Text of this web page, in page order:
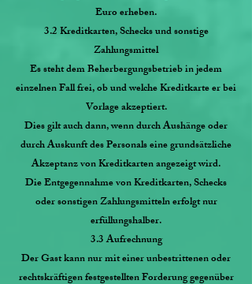
Euro erheben.
3.2 Kreditkarten, Schecks und sonstige
Zahlungsmittel
Es steht dem Beherbergungsbetrieb in jedem
einzelnen Fall frei, ob und welche Kreditkarte er bei
Vorlage akzeptiert.
Dies gilt auch dann, wenn durch Aushänge oder
durch Auskunft des Personals eine grundsätzliche
Akzeptanz von Kreditkarten angezeigt wird.
Die Entgegennahme von Kreditkarten, Schecks
oder sonstigen Zahlungsmitteln erfolgt nur
erfüllungshalber.
3.3 Aufrechnung
Der Gast kann nur mit einer unbestrittenen oder
rechtskräftigen festgestellten Forderung gegenüber